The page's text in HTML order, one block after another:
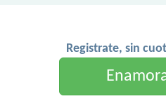
Registrate, sin